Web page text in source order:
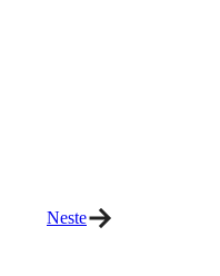
Neste